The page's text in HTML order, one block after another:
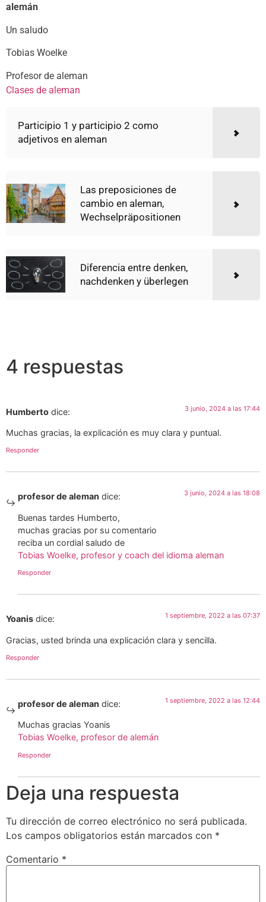
alemán
Un saludo
Tobias Woelke
Profesor de aleman
Clases de aleman
Participio 1 y participio 2 como
adjetivos en aleman
Las preposiciones de
cambio en aleman,
Wechselpräpositionen
Diferencia entre denken,
nachdenken y überlegen
4 respuestas
Humberto dice: 3 junio, 2024 a las 17:44
Muchas gracias, la explicación es muy clara y puntual.
Responder
profesor de aleman dice: 3 junio, 2024 a las 18:08
Buenas tardes Humberto,
muchas gracias por su comentario
reciba un cordial saludo de
Tobias Woelke, profesor y coach del idioma aleman
Responder
Yoanis dice: 1 septiembre, 2022 a las 07:37
Gracias, usted brinda una explicación clara y sencilla.
Responder
profesor de aleman dice: 1 septiembre, 2022 a las 12:44
Muchas gracias Yoanis
Tobias Woelke, profesor de alemán
Responder
Deja una respuesta
Tu dirección de correo electrónico no será publicada.
Los campos obligatorios están marcados con *
Comentario *